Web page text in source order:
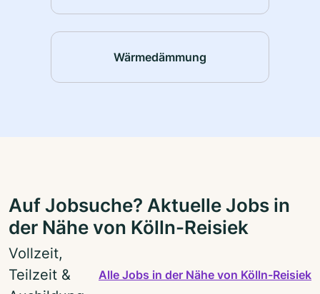
Wärmedämmung
Auf Jobsuche? Aktuelle Jobs in
der Nähe von Kölln-Reisiek
Vollzeit,
Teilzeit &
Alle Jobs in der Nähe von Kölln-Reisiek